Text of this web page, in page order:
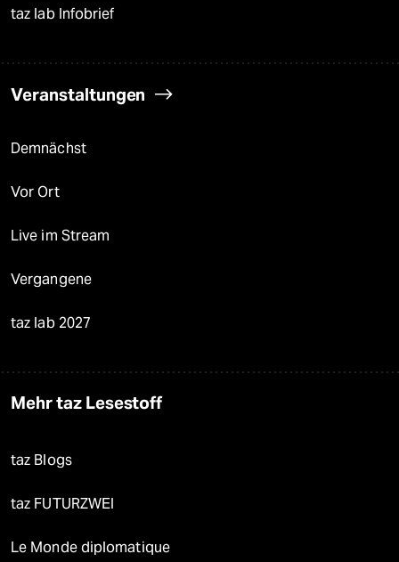
taz lab Infobrief
Veranstaltungen
Demnächst
Vor Ort
Live im Stream
Vergangene
taz lab 2027
Mehr taz Lesestoff
taz Blogs
taz FUTURZWEI
Le Monde diplomatique